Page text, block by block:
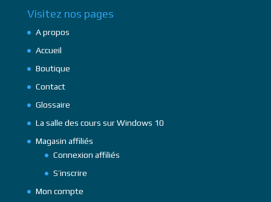
Visitez nos pages
A propos
Accueil
Boutique
Contact
Glossaire
La salle des cours sur Windows 10
Magasin affiliés
Connexion affiliés
S’inscrire
Mon compte